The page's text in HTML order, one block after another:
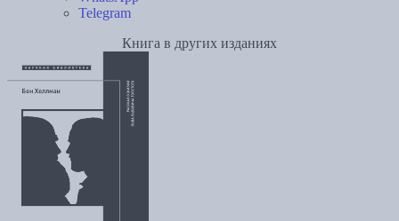
Telegram
Книга в других изданиях